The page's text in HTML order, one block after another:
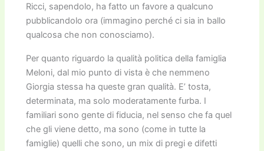
Ricci, sapendolo, ha fatto un favore a qualcuno
pubblicandolo ora (immagino perché ci sia in ballo
qualcosa che non conosciamo).
Per quanto riguardo la qualità politica della famiglia
Meloni, dal mio punto di vista è che nemmeno
Giorgia stessa ha queste gran qualità. E’ tosta,
determinata, ma solo moderatamente furba. I
familiari sono gente di fiducia, nel senso che fa quel
che gli viene detto, ma sono (come in tutte la
famiglie) quelli che sono, un mix di pregi e difetti